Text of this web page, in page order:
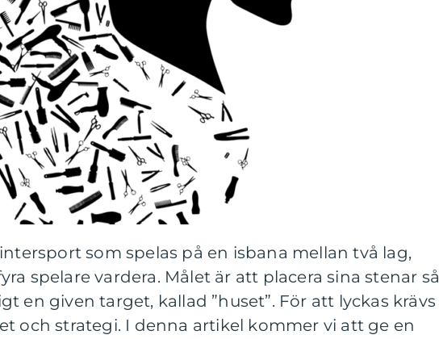
som spelas på en isbana mellan två lag,
spelare vardera. Målet är att placera sina stenar så
en given target, kallad ”huset”. För att lyckas krävs
och strategi. I denna artikel kommer vi att ge en